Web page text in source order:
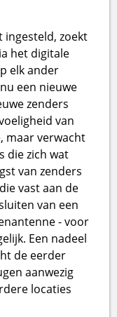
zoekt
het digitale
elk ander
een nieuwe
zenders
van
maar verwacht
die zich wat
van zenders
vast aan de
van een
- voor
Een nadeel
de eerder
aanwezig
locaties